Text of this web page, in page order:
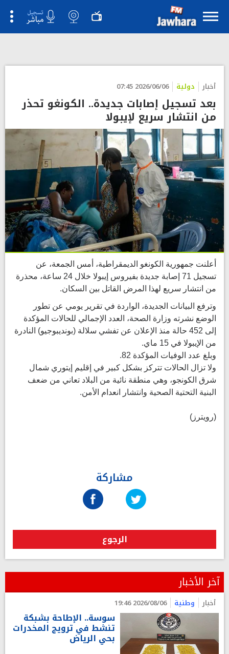
أخبار دولية 2026/06/06 07:45
بعد تسجيل إصابات جديدة.. الكونغو تحذر
من انتشار سريع لإيبولا
أعلنت جمهورية الكونغو الديمقراطية، أمس الجمعة، عن
تسجيل 71 إصابة جديدة بفيروس إيبولا خلال 24 ساعة، محذرة
من انتشار سريع لهذا المرض القاتل بين السكان.
وترفع البيانات الجديدة، الواردة في تقرير يومي عن تطور
الوضع نشرته وزارة الصحة، العدد الإجمالي للحالات المؤكدة
إلى 452 ​حالة منذ الإعلان عن تفشي سلالة (بونديبوجيو) النادرة
من الإيبولا ​في 15 ماي.
وبلغ عدد الوفيات المؤكدة ⁠82.
ولا تزال الحالات تتركز بشكل كبير في إقليم إيتوري ​شمال
شرق الكونجو، وهي منطقة نائية من البلاد تعاني ​من ضعف
البنية التحتية الصحية وانتشار انعدام الأمن.
(رويترز)
مشاركة
الرجوع
آخر الأخبار
أخبار وطنية 2026/08/06 19:46
سوسة.. الإطاحة بشبكة
تنشط في ترويج المخدرات
بحي الرياض